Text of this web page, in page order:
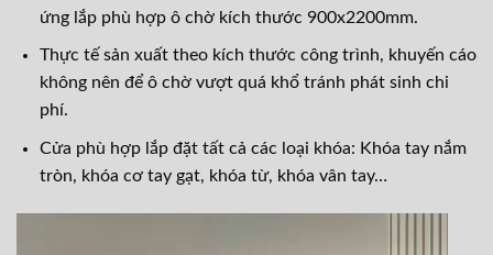
ứng lắp phù hợp ô chờ kích thước 900x2200mm.
Thực tế sản xuất theo kích thước công trình, khuyến cáo
không nên để ô chờ vượt quá khổ tránh phát sinh chi
phí.
Cửa phù hợp lắp đặt tất cả các loại khóa: Khóa tay nắm
tròn, khóa cơ tay gạt, khóa từ, khóa vân tay…